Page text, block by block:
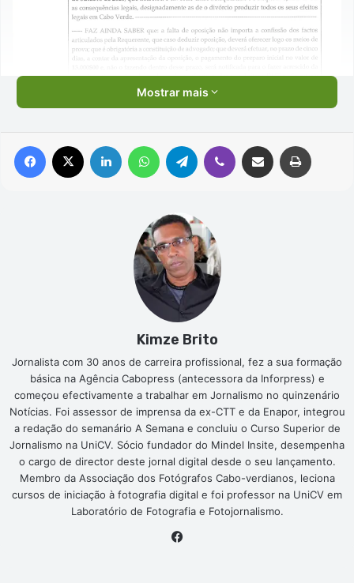
Mostrar mais
Facebook Linkedin WhatsAppTelegram Viber Compartilhar via e-mail
Kimze Brito
Jornalista com 30 anos de carreira profissional, fez a sua formação
básica na Agência Cabopress (antecessora da Inforpress) e
começou efectivamente a trabalhar em Jornalismo no quinzenário
Notícias. Foi assessor de imprensa da ex-CTT e da Enapor, integrou
a redação do semanário A Semana e concluiu o Curso Superior de
Jornalismo na UniCV. Sócio fundador do Mindel Insite, desempenha
o cargo de director deste jornal digital desde o seu lançamento.
Membro da Associação dos Fotógrafos Cabo-verdianos, leciona
cursos de iniciação à fotografia digital e foi professor na UniCV em
Laboratório de Fotografia e Fotojornalismo.